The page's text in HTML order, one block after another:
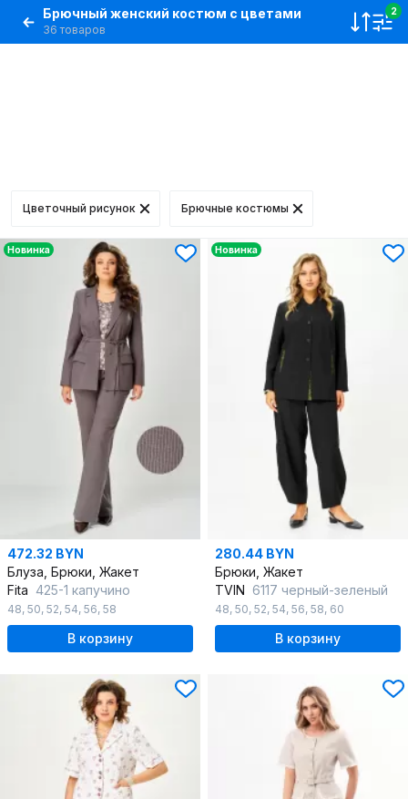
Брючный женский костюм с цветами
36 товаров
2
Цветочный рисунок Брючные костюмы
Новинка
472.32 BYN
Блуза, Брюки, Жакет
Fita 425-1 капучино
48, 50, 52, 54, 56, 58
В корзину
Новинка
280.44 BYN
Брюки, Жакет
TVIN 6117 черный-зеленый
48, 50, 52, 54, 56, 58, 60
В корзину